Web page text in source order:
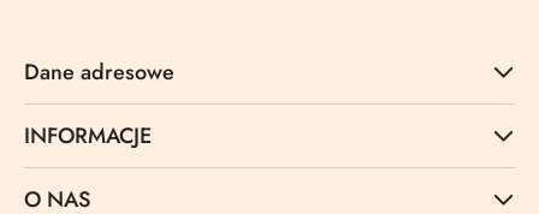
Dane adresowe
INFORMACJE
O NAS